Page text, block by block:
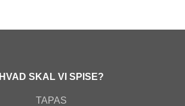
HVAD SKAL VI SPISE?
TAPAS